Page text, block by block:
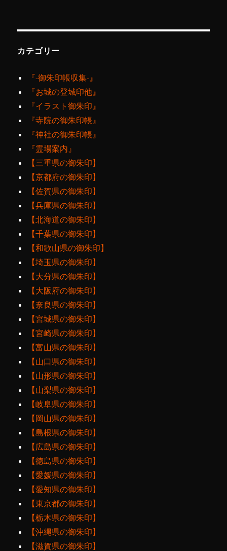
カテゴリー
『‐御朱印帳収集‐』
『お城の登城印他』
『イラスト御朱印』
『寺院の御朱印帳』
『神社の御朱印帳』
『霊場案内』
【三重県の御朱印】
【京都府の御朱印】
【佐賀県の御朱印】
【兵庫県の御朱印】
【北海道の御朱印】
【千葉県の御朱印】
【和歌山県の御朱印】
【埼玉県の御朱印】
【大分県の御朱印】
【大阪府の御朱印】
【奈良県の御朱印】
【宮城県の御朱印】
【宮崎県の御朱印】
【富山県の御朱印】
【山口県の御朱印】
【山形県の御朱印】
【山梨県の御朱印】
【岐阜県の御朱印】
【岡山県の御朱印】
【島根県の御朱印】
【広島県の御朱印】
【徳島県の御朱印】
【愛媛県の御朱印】
【愛知県の御朱印】
【東京都の御朱印】
【栃木県の御朱印】
【沖縄県の御朱印】
【滋賀県の御朱印】